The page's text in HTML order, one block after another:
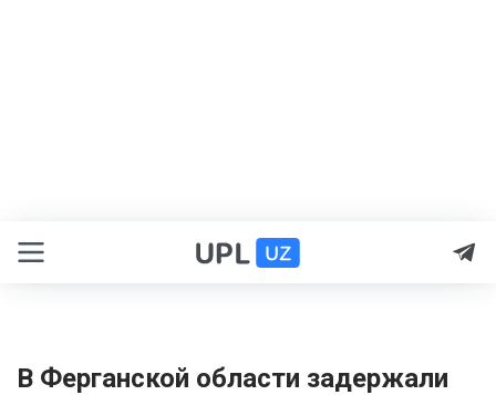
В Ферганской области задержали